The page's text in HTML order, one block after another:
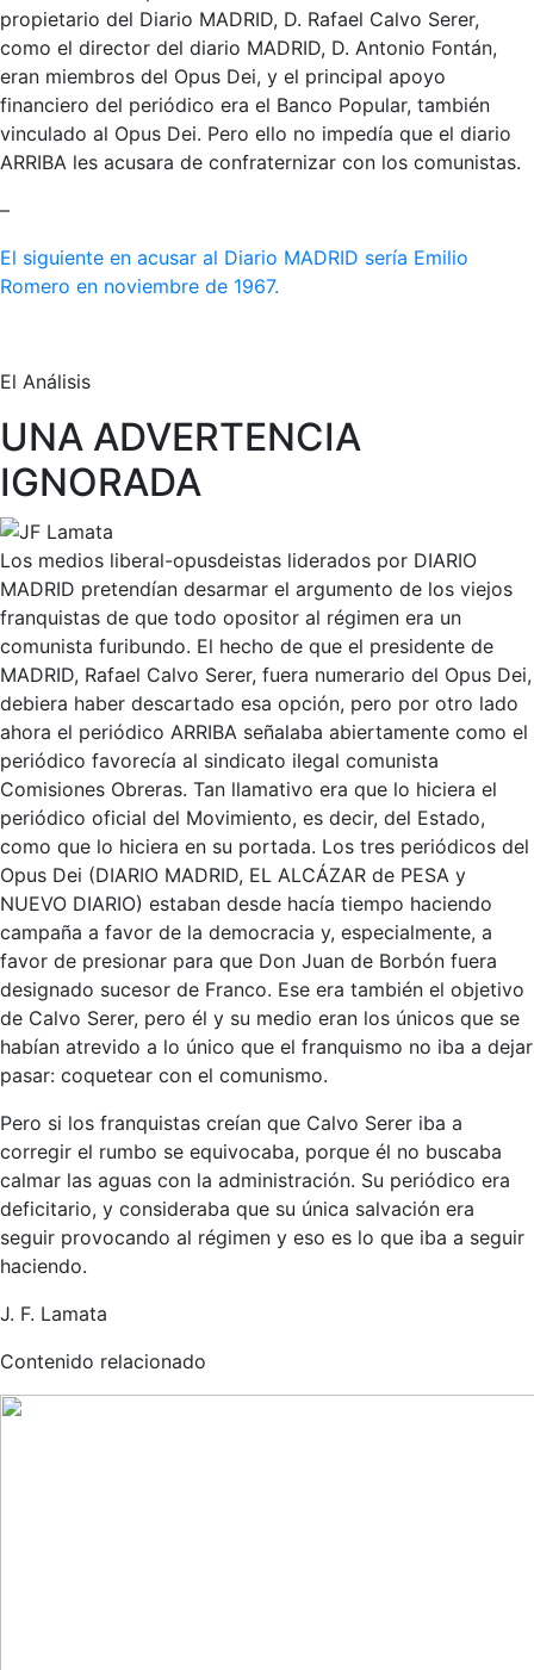
propietario del Diario MADRID, D. Rafael Calvo Serer,
como el director del diario MADRID, D. Antonio Fontán,
eran miembros del Opus Dei, y el principal apoyo
financiero del periódico era el Banco Popular, también
vinculado al Opus Dei. Pero ello no impedía que el diario
ARRIBA les acusara de confraternizar con los comunistas.
–
El siguiente en acusar al Diario MADRID sería Emilio
Romero en noviembre de 1967.
El Análisis
UNA ADVERTENCIA
IGNORADA
Los medios liberal-opusdeistas liderados por DIARIO
MADRID pretendían desarmar el argumento de los viejos
franquistas de que todo opositor al régimen era un
comunista furibundo. El hecho de que el presidente de
MADRID, Rafael Calvo Serer, fuera numerario del Opus Dei,
debiera haber descartado esa opción, pero por otro lado
ahora el periódico ARRIBA señalaba abiertamente como el
periódico favorecía al sindicato ilegal comunista
Comisiones Obreras. Tan llamativo era que lo hiciera el
periódico oficial del Movimiento, es decir, del Estado,
como que lo hiciera en su portada. Los tres periódicos del
Opus Dei (DIARIO MADRID, EL ALCÁZAR de PESA y
NUEVO DIARIO) estaban desde hacía tiempo haciendo
campaña a favor de la democracia y, especialmente, a
favor de presionar para que Don Juan de Borbón fuera
designado sucesor de Franco. Ese era también el objetivo
de Calvo Serer, pero él y su medio eran los únicos que se
habían atrevido a lo único que el franquismo no iba a dejar
pasar: coquetear con el comunismo.
Pero si los franquistas creían que Calvo Serer iba a
corregir el rumbo se equivocaba, porque él no buscaba
calmar las aguas con la administración. Su periódico era
deficitario, y consideraba que su única salvación era
seguir provocando al régimen y eso es lo que iba a seguir
haciendo.
J. F. Lamata
Contenido relacionado